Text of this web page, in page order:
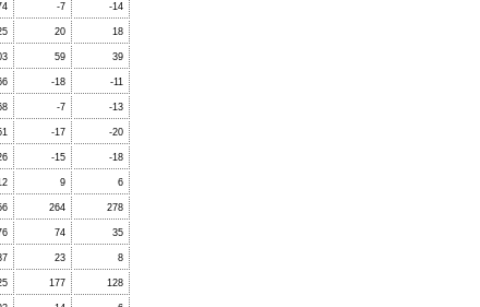
-7 -14
20 18
59 39
-18 -11
-7 -13
-17 -20
-15 -18
9 6
264 278
74 35
23 8
177 128